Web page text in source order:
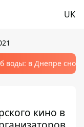
UK
воды: в Днепре
кино в